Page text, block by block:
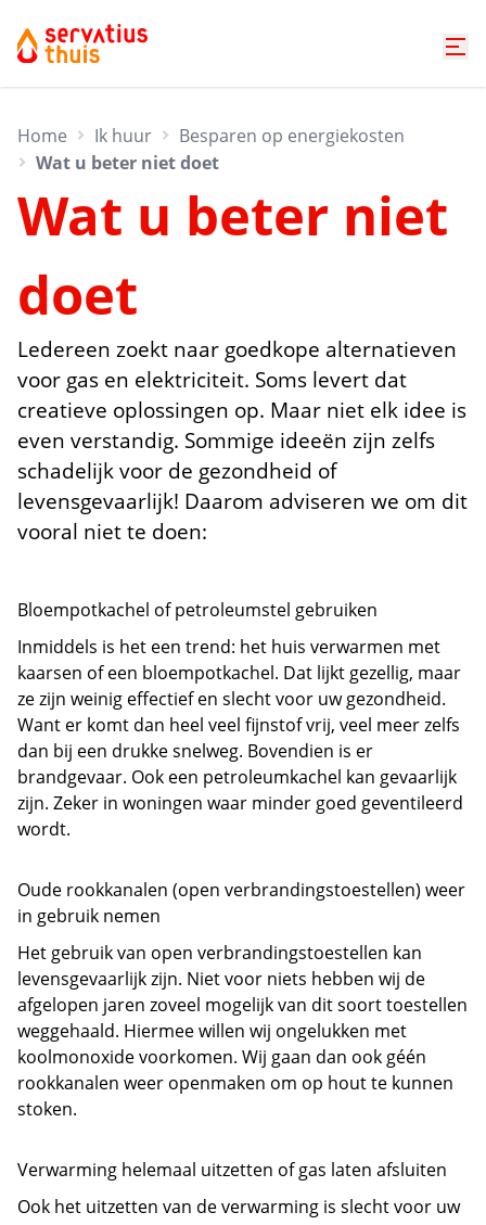
Home Ik huur
Besparen op energiekosten
Wat u beter niet doet
Wat u beter niet
doet
Ledereen zoekt naar goedkope alternatieven
voor gas en elektriciteit. Soms levert dat
creatieve oplossingen op. Maar niet elk idee is
even verstandig. Sommige ideeën zijn zelfs
schadelijk voor de gezondheid of
levensgevaarlijk! Daarom adviseren we om dit
vooral niet te doen:
Bloempotkachel of petroleumstel gebruiken
Inmiddels is het een trend: het huis verwarmen met
kaarsen of een bloempotkachel. Dat lijkt gezellig, maar
ze zijn weinig effectief en slecht voor uw gezondheid.
Want er komt dan heel veel fijnstof vrij, veel meer zelfs
dan bij een drukke snelweg. Bovendien is er
brandgevaar. Ook een petroleumkachel kan gevaarlijk
zijn. Zeker in woningen waar minder goed geventileerd
wordt.
Oude rookkanalen (open verbrandingstoestellen) weer
in gebruik nemen
Het gebruik van open verbrandingstoestellen kan
levensgevaarlijk zijn. Niet voor niets hebben wij de
afgelopen jaren zoveel mogelijk van dit soort toestellen
weggehaald. Hiermee willen wij ongelukken met
koolmonoxide voorkomen. Wij gaan dan ook géén
rookkanalen weer openmaken om op hout te kunnen
stoken.
Verwarming helemaal uitzetten of gas laten afsluiten
Ook het uitzetten van de verwarming is slecht voor uw